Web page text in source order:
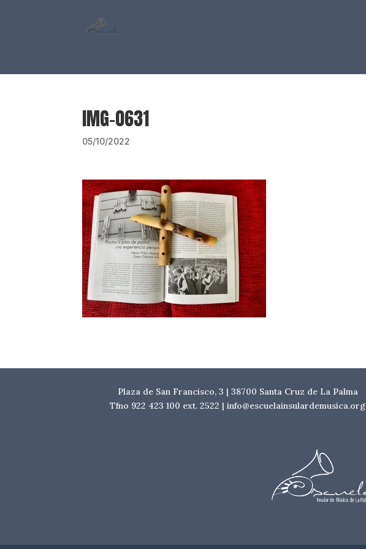
IMG-0631
05/10/2022
Plaza de San Francisco, 3 | 38700 Santa Cruz de La Palma
Tfno 922 423 100 ext. 2522 | info@escuelainsulardemusica.org